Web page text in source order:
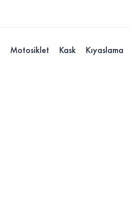
Motosiklet Kask Kıyaslama